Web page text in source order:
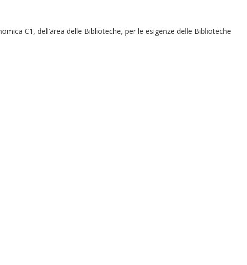
C1, dell’area delle Biblioteche, per le esigenze delle Biblioteche